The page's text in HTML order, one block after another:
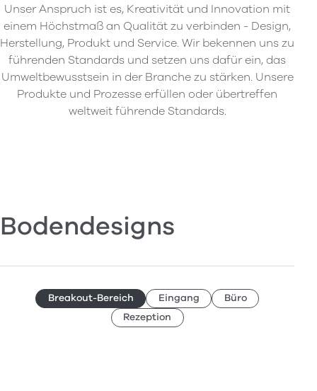
Unser Anspruch ist es, Kreativität und Innovation mit
einem Höchstmaß an Qualität zu verbinden - Design,
Herstellung, Produkt und Service. Wir bekennen uns zu
führenden Standards und setzen uns dafür ein, das
Umweltbewusstsein in der Branche zu stärken. Unsere
Produkte und Prozesse erfüllen oder übertreffen
weltweit führende Standards.
Bodendesigns
Breakout-Bereich Eingang
Büro
Rezeption